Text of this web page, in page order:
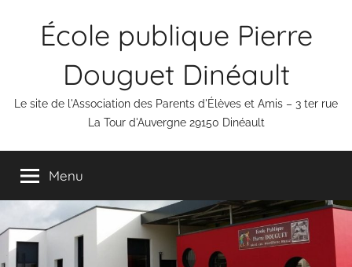
École publique Pierre
Douguet Dinéault
Le site de l'Association des Parents d'Élèves et Amis – 3 ter rue
La Tour d'Auvergne 29150 Dinéault
Menu